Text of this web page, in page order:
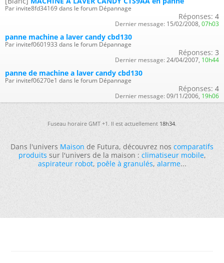
Par invite8fd34169 dans le forum Dépannage
Réponses: 4
Dernier message: 15/02/2008, 07h03
panne machine a laver candy cbd130
Par invitef0601933 dans le forum Dépannage
Réponses: 3
Dernier message: 24/04/2007, 10h44
panne de machine a laver candy cbd130
Par invitef06270e1 dans le forum Dépannage
Réponses: 4
Dernier message: 09/11/2006, 19h06
Fuseau horaire GMT +1. Il est actuellement18h34.
Dans l'universMaisonde Futura, découvrez noscomparatifs
produitssur l'univers de la maison :climatiseur mobile,
aspirateur robot,poêle à granulés,alarme...